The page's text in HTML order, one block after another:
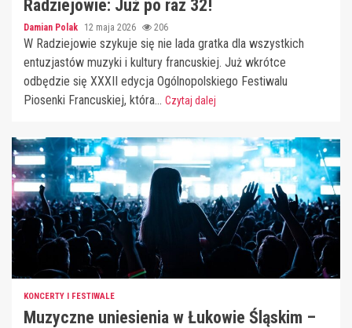
Radziejowie: Już po raz 32!
Damian Polak 12 maja 2026 206
W Radziejowie szykuje się nie lada gratka dla wszystkich
entuzjastów muzyki i kultury francuskiej. Już wkrótce
odbędzie się XXXII edycja Ogólnopolskiego Festiwalu
Piosenki Francuskiej, która... Czytaj dalej
KONCERTY I FESTIWALE
Muzyczne uniesienia w Łukowie Śląskim –